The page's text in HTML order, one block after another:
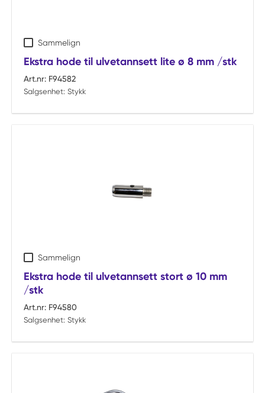
Sammelign
Ekstra hode til ulvetannsett lite ø 8 mm /stk
Art.nr: F94582
Salgsenhet: Stykk
Sammelign
Ekstra hode til ulvetannsett stort ø 10 mm
/stk
Art.nr: F94580
Salgsenhet: Stykk